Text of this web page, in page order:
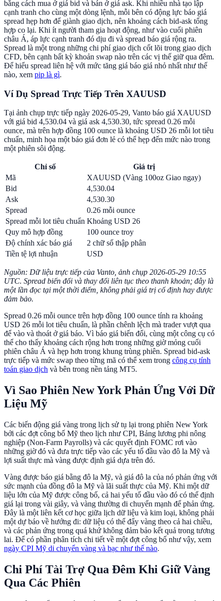
bằng cách mua ở giá bid và bán ở giá ask. Khi nhiều nhà tạo lập
cạnh tranh cho cùng một dòng lệnh, mỗi bên có động lực báo giá
spread hẹp hơn để giành giao dịch, nên khoảng cách bid-ask tổng
hợp co lại. Khi ít người tham gia hoạt động, như vào cuối phiên
châu Á, áp lực cạnh tranh đó dịu đi và spread báo giá rộng ra.
Spread là một trong những chi phí giao dịch cốt lõi trong giao dịch
CFD, bên cạnh bất kỳ khoản swap nào trên các vị thế giữ qua đêm.
Để hiểu spread liên hệ với mức tăng giá báo giá nhỏ nhất như thế
nào, xem pip là gì.
Ví Dụ Spread Trực Tiếp Trên XAUUSD
Tại ảnh chụp trực tiếp ngày 2026-05-29, Vanto báo giá XAUUSD
với giá bid 4,530.04 và giá ask 4,530.30, tức spread 0.26 mỗi
ounce, mà trên hợp đồng 100 ounce là khoảng USD 26 mỗi lot tiêu
chuẩn, minh họa một báo giá đơn lẻ có thể hẹp đến mức nào trong
một phiên sôi động.
Chỉ số
Giá trị
Mã
XAUUSD (Vàng 100oz Giao ngay)
Bid
4,530.04
Ask
4,530.30
Spread
0.26 mỗi ounce
Spread mỗi lot tiêu chuẩn Khoảng USD 26
Quy mô hợp đồng
100 ounce troy
Độ chính xác báo giá
2 chữ số thập phân
Tiền tệ lợi nhuận
USD
Nguồn: Dữ liệu trực tiếp của Vanto, ảnh chụp 2026-05-29 10:55
UTC. Spread biến đổi và thay đổi liên tục theo thanh khoản; đây là
một lần đọc tại một thời điểm, không phải giá trị cố định hay được
đảm bảo.
Spread 0.26 mỗi ounce trên hợp đồng 100 ounce tính ra khoảng
USD 26 mỗi lot tiêu chuẩn, là phần chênh lệch mà trader vượt qua
để vào và thoát ở giá báo. Vì báo giá biến đổi, cùng một công cụ có
thể cho thấy khoảng cách rộng hơn trong những giờ mỏng cuối
phiên châu Á và hẹp hơn trong khung trùng phiên. Spread bid-ask
trực tiếp và mức swap theo từng mã có thể xem trong công cụ tính
toán giao dịch và bên trong nền tảng MT5.
Vì Sao Phiên New York Phản Ứng Với Dữ
Liệu Mỹ
Các biến động giá vàng trong lịch sử tụ lại trong phiên New York
bởi các đợt công bố Mỹ theo lịch như CPI, Bảng lương phi nông
nghiệp (Non-Farm Payrolls) và các quyết định FOMC rơi vào
những giờ đó và đưa trực tiếp vào các yếu tố đầu vào đô la Mỹ và
lợi suất thực mà vàng được định giá dựa trên đó.
Vàng được báo giá bằng đô la Mỹ, và giá đô la của nó phản ứng với
sức mạnh của đồng đô la Mỹ và lãi suất thực của Mỹ. Khi một dữ
liệu lớn của Mỹ được công bố, cả hai yếu tố đầu vào đó có thể định
giá lại trong vài giây, và vàng thường di chuyển mạnh để phản ứng.
Đây là một liên kết cơ học giữa lịch dữ liệu và kim loại, không phải
một dự báo về hướng đi: dữ liệu có thể đẩy vàng theo cả hai chiều,
và các phản ứng trong quá khứ không đảm bảo kết quả trong tương
lai. Để có phần phân tích chi tiết về một đợt công bố như vậy, xem
ngày CPI Mỹ di chuyển vàng và bạc như thế nào.
Chi Phí Tài Trợ Qua Đêm Khi Giữ Vàng
Qua Các Phiên